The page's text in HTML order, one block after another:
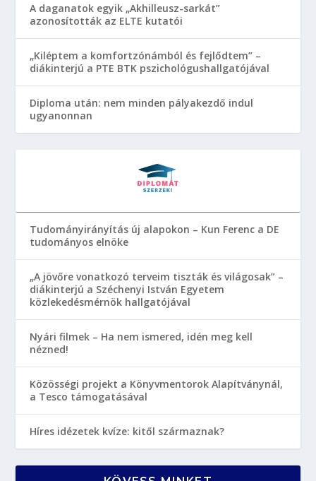
A daganatok egyik „Akhilleusz-sarkát”
azonosították az ELTE kutatói
„Kiléptem a komfortzónámból és fejlődtem” –
diákinterjú a PTE BTK pszichológushallgatójával
Diploma után: nem minden pályakezdő indul
ugyanonnan
Tudományirányítás új alapokon – Kun Ferenc a DE
tudományos elnöke
„A jövőre vonatkozó terveim tiszták és világosak” –
diákinterjú a Széchenyi István Egyetem
közlekedésmérnök hallgatójával
Nyári filmek – Ha nem ismered, idén meg kell
nézned!
Közösségi projekt a Könyvmentorok Alapítványnál,
a Tesco támogatásával
Híres idézetek kvíze: kitől származnak?